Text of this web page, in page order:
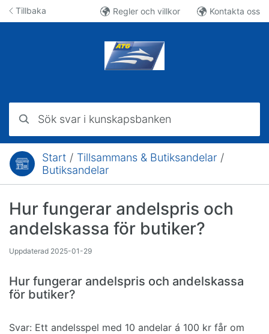
Hoppa till innehåll
Tillbaka Regler och villkor Kontakta oss
Du är här:
Start / Tillsammans & Butiksandelar /
Butiksandelar
Hur fungerar andelspris och
andelskassa för butiker?
Uppdaterad 2025-01-29
Hur fungerar andelspris och andelskassa
för butiker?
Svar: Ett andelsspel med 10 andelar á 100 kr får om